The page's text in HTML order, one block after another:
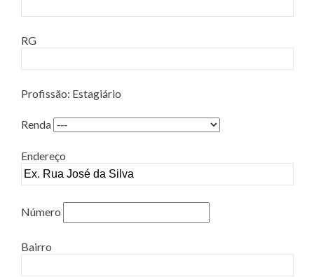
RG
Profissão: Estagiário
Renda
Endereço
Número
Bairro